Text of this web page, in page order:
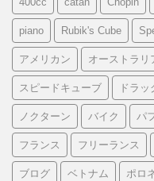
piano Rubik's Cube
アメリカン オーストラリ
スピードキューブ ドラッ
ノクターン バイク パ
フランス フリーランス
ブログ ベトナム ポロ